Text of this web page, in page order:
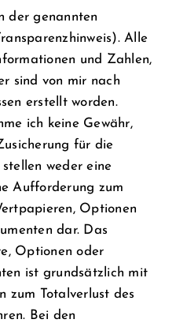
der genannten
Alle
und Zahlen,
sind von mir nach
erstellt worden.
ich keine Gewähr,
für die
weder eine
Aufforderung zum
Optionen
dar. Das
Optionen oder
ist grundsätzlich mit
zum Totalverlust des
Bei den